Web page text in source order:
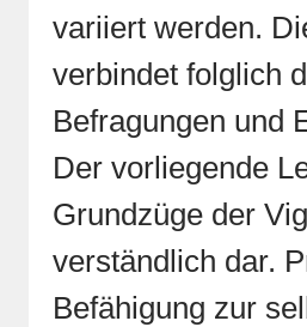
variiert werden.
verbindet folglich
Befragungen und
Der vorliegende
Grundzüge der
verständlich dar.
Befähigung zur